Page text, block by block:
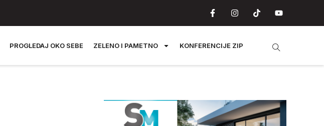
PROGLEDAJ OKO SEBE ZELENO I PAMETNO KONFERENCIJE ZIP